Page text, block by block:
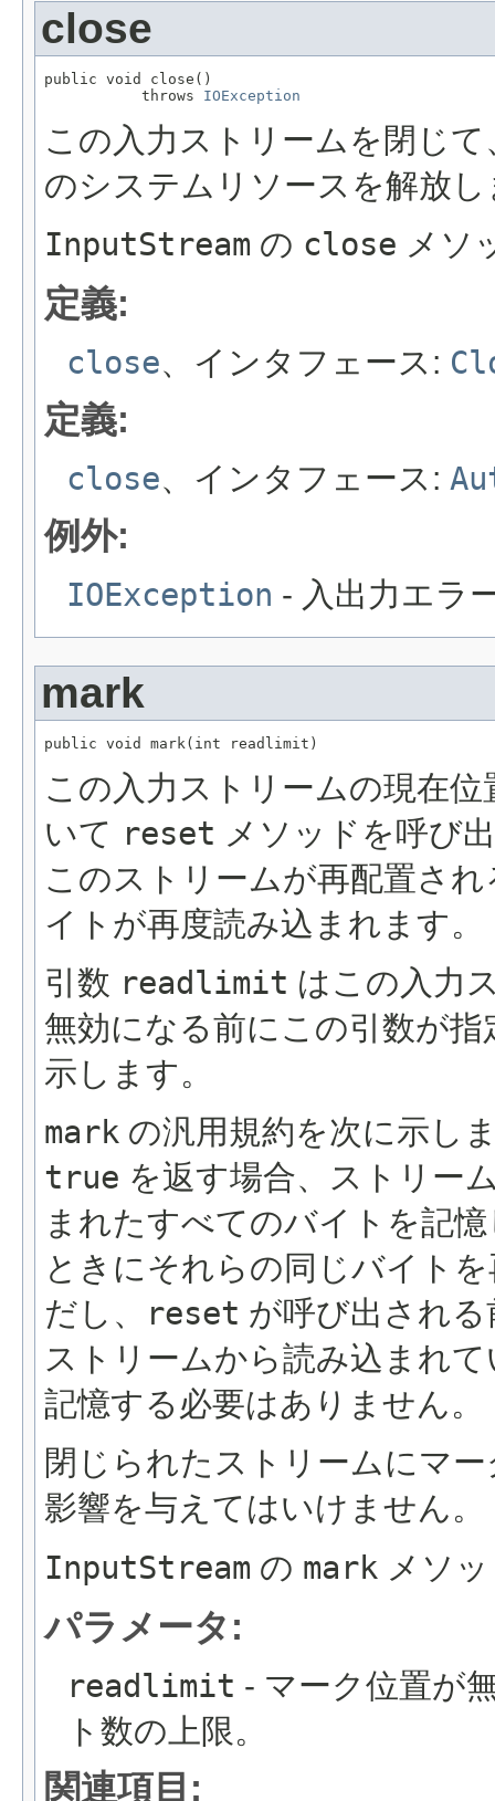
close
public void close()
           throws
IOException
この入力ストリームを閉じ
のシステムリソースを解放し
InputStream の close メソ
定義:
close、インタフェース:
定義:
close、インタフェース:
例外:
IOException - 入出力エラ
mark
public void mark(int readlimit)
この入力ストリームの現在
いて reset メソッドを呼び
このストリームが再配置さ
イトが再度読み込まれます。
引数 readlimit はこの入力
無効になる前にこの引数が
示します。
mark の汎用規約を次に示し
true を返す場合、ストリー
まれたすべてのバイトを記
ときにそれらの同じバイト
だし、
reset が呼び出され
ストリームから読み込まれ
記憶する必要はありません。
閉じられたストリームにマ
影響を与えてはいけません。
InputStream の mark メソ
パラメータ:
readlimit - マーク位置が
ト数の上限。
関連項目: